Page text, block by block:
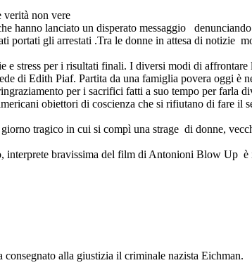
non vere
hanno lanciato un disperato messaggio
gli arrestati .Tra le donne in attesa di notizie
stress per i risultati finali. I diversi modi di affrontare
Edith Piaf. Partita da una famiglia povera oggi è
per i sacrifici fatti a suo tempo per farla
obiettori di coscienza che si rifiutano di fare il
tragico in cui si compì una strage di donne,
interprete bravissima del film di Antonioni Blow Up
alla giustizia il criminale nazista Eichman.